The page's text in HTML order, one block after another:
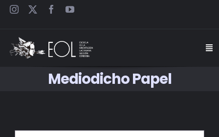
Saltar
Mediodicho Papel